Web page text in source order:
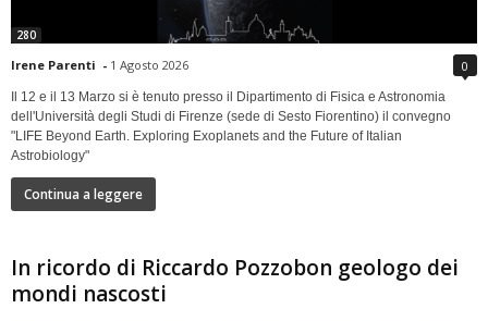
280
Irene Parenti - 1 Agosto 2026 0
Il 12 e il 13 Marzo si è tenuto presso il Dipartimento di Fisica e Astronomia
dell'Università degli Studi di Firenze (sede di Sesto Fiorentino) il convegno
"LIFE Beyond Earth. Exploring Exoplanets and the Future of Italian
Astrobiology"
Continua a leggere
In ricordo di Riccardo Pozzobon geologo dei
mondi nascosti